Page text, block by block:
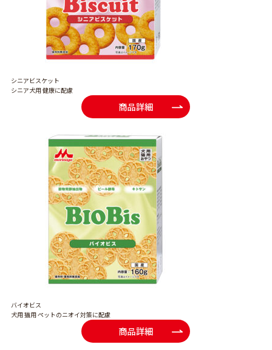
シニアビスケット
シニア犬用 健康に配慮
商品詳細
バイオビス
犬用 猫用 ペットのニオイ対策に配慮
商品詳細